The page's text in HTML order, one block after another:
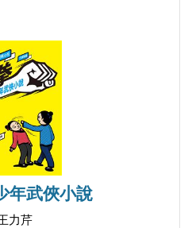
年武俠小說
力芹